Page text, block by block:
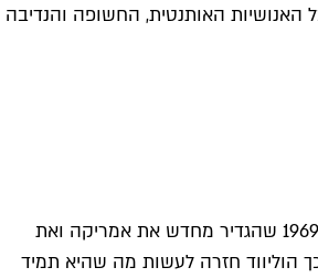
האותנטית, החשופה והנדיבה
"גבר יצא לחפש את אמריקה ולא מצא אותה בשום מקום…" היה המשפט שהתנוסס על הפוסטרים של "אדם בעקבות גורלו" (Easy Rider) – סרט המסע מ-1969 שהגדיר מחדש את אמריקה ואת
הוליווד חזרה לעשות מה שהיא תמיד